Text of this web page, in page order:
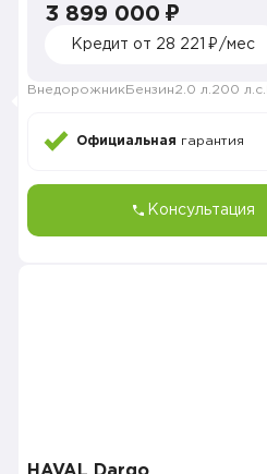
3 899 000 ₽
Кредит от 28 221 ₽/мес
Внедорожник Бензин2.0 л. 200 л.с.
Официальная гарантия
Консультация